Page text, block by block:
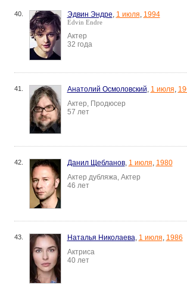
40. Эдвин Эндре, 1 июля, 1994
Edvin Endre
Актер
32 года
41. Анатолий Осмоловский, 1 июля,
Актер, Продюсер
57 лет
42. Данил Щебланов, 1 июля, 1980
Актер дубляжа, Актер
46 лет
43. Наталья Николаева, 1 июля, 1986
Актриса
40 лет